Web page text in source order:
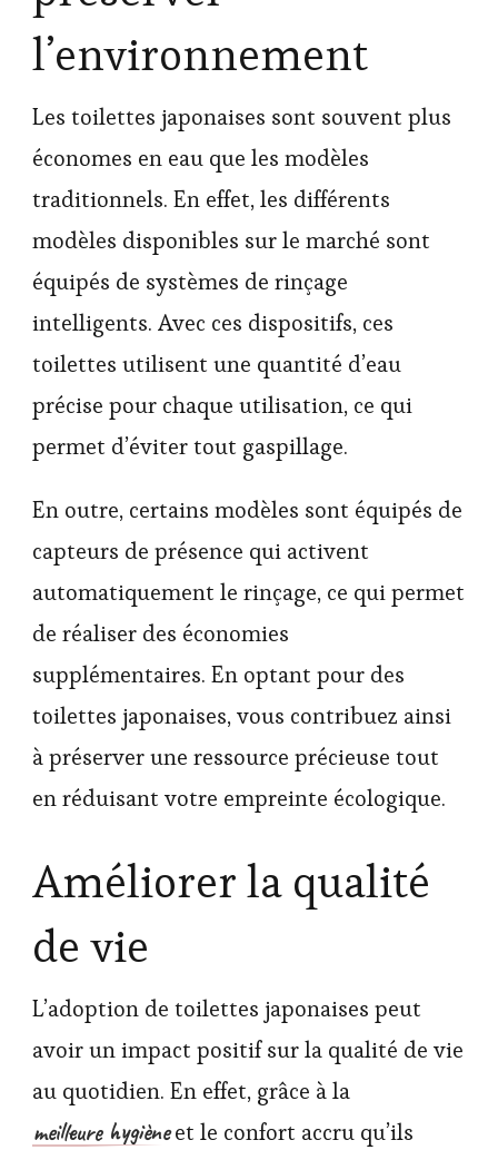
l’environnement
Les toilettes japonaises sont souvent plus
économes en eau que les modèles
traditionnels. En effet, les différents
modèles disponibles sur le marché sont
équipés de systèmes de rinçage
intelligents. Avec ces dispositifs, ces
toilettes utilisent une quantité d’eau
précise pour chaque utilisation, ce qui
permet d’éviter tout gaspillage.
En outre, certains modèles sont équipés de
capteurs de présence qui activent
automatiquement le rinçage, ce qui permet
de réaliser des économies
supplémentaires. En optant pour des
toilettes japonaises, vous contribuez ainsi
à préserver une ressource précieuse tout
en réduisant votre empreinte écologique.
Améliorer la qualité
de vie
L’adoption de toilettes japonaises peut
avoir un impact positif sur la qualité de vie
au quotidien. En effet, grâce à la
meilleure hygièneet le confort accru qu’ils